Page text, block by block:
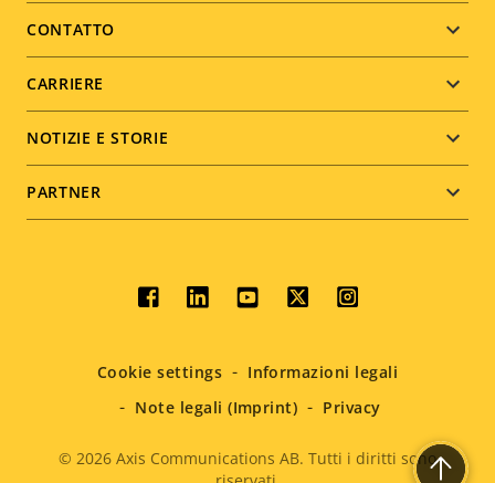
menu
CONTATTO
CARRIERE
NOTIZIE E STORIE
PARTNER
Social
menu
© 2026 Axis Communications AB. Tutti i diritti sono
Cookie settings
Informazioni legali
Note legali (Imprint)
Privacy